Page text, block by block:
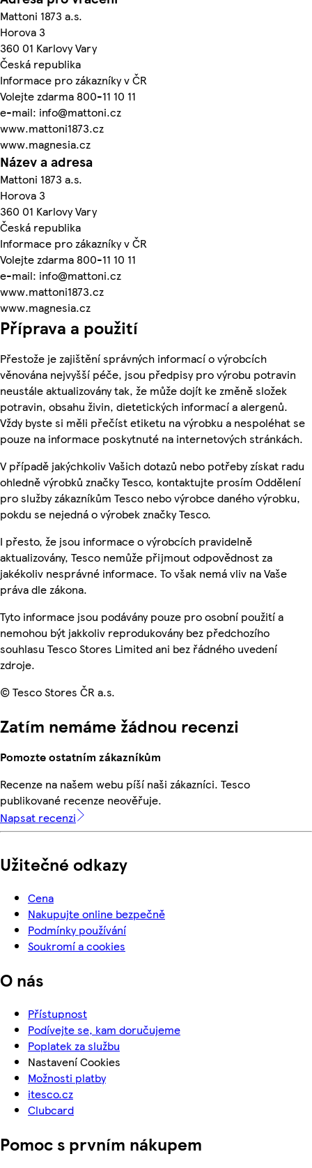
Mattoni 1873 a.s.
Horova 3
360 01 Karlovy Vary
Česká republika
Informace pro zákazníky v ČR
Volejte zdarma 800-11 10 11
e-mail: info@mattoni.cz
www.mattoni1873.cz
www.magnesia.cz
Název a adresa
Mattoni 1873 a.s.
Horova 3
360 01 Karlovy Vary
Česká republika
Informace pro zákazníky v ČR
Volejte zdarma 800-11 10 11
e-mail: info@mattoni.cz
www.mattoni1873.cz
www.magnesia.cz
Příprava a použití
Přestože je zajištění správných informací o výrobcích
věnována nejvyšší péče, jsou předpisy pro výrobu potravin
neustále aktualizovány tak, že může dojít ke změně složek
potravin, obsahu živin, dietetických informací a alergenů.
Vždy byste si měli přečíst etiketu na výrobku a nespoléhat se
pouze na informace poskytnuté na internetových stránkách.
V případě jakýchkoliv Vašich dotazů nebo potřeby získat radu
ohledně výrobků značky Tesco, kontaktujte prosím Oddělení
pro služby zákazníkům Tesco nebo výrobce daného výrobku,
pokdu se nejedná o výrobek značky Tesco.
I přesto, že jsou informace o výrobcích pravidelně
aktualizovány, Tesco nemůže přijmout odpovědnost za
jakékoliv nesprávné informace. To však nemá vliv na Vaše
práva dle zákona.
Tyto informace jsou podávány pouze pro osobní použití a
nemohou být jakkoliv reprodukovány bez předchozího
souhlasu Tesco Stores Limited ani bez řádného uvedení
zdroje.
© Tesco Stores ČR a.s.
Zatím nemáme žádnou recenzi
Pomozte ostatním zákazníkům
Recenze na našem webu píší naši zákazníci. Tesco
publikované recenze neověřuje.
Napsat recenzi
Užitečné odkazy
Cena
Nakupujte online bezpečně
Podmínky používání
Soukromí a cookies
O nás
Přístupnost
Podívejte se, kam doručujeme
Poplatek za službu
Nastavení Cookies
Možnosti platby
itesco.cz
Clubcard
Pomoc s prvním nákupem